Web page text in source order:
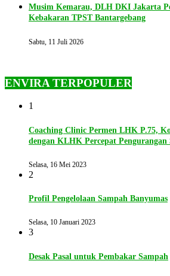
Musim Kemarau, DLH DKI Jakarta
Kebakaran TPST Bantargebang
Sabtu, 11 Juli 2026
ENVIRA TERPOPULER
1
Coaching Clinic Permen LHK P.75,
dengan KLHK Percepat Pengurangan
Selasa, 16 Mei 2023
2
Profil Pengelolaan Sampah Banyumas
Selasa, 10 Januari 2023
3
Desak Pasal untuk Pembakar Sampah